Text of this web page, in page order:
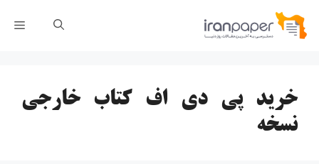
پرش
خرید پی دی اف کتاب خارجی
نسخه